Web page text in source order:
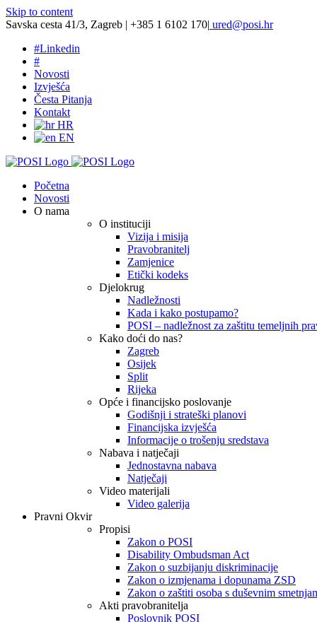
Skip to content
Savska cesta 41/3, Zagreb | +385 1 6102 170| ured@posi.hr
#Linkedin
#
Novosti
Izvješća
Česta Pitanja
Kontakt
HR
EN
Početna
Novosti
O nama
O instituciji
Vizija i misija
Pravobranitelj
Zamjenice
Etički kodeks
Djelokrug
Nadležnosti
Kada i kako postupamo?
POSI – nadležnost za zaštitu temeljnih
Kako doći do nas?
Zagreb
Osijek
Split
Rijeka
Opće i financijsko poslovanje
Godišnji i strateški planovi
Financijska izvješća
Informacije o trošenju sredstava
Nabava i natječaji
Jednostavna nabava
Natječaji
Video materijali
Video galerija
Pravni Okvir
Propisi
Zakon o POSI
Disability Ombudsman Act
Zakon o suzbijanju diskriminacije
Zakon o izmjenama i dopunama ZSD
Zakon o zaštiti osoba s duševnim
Akti pravobranitelja
Poslovnik POSI